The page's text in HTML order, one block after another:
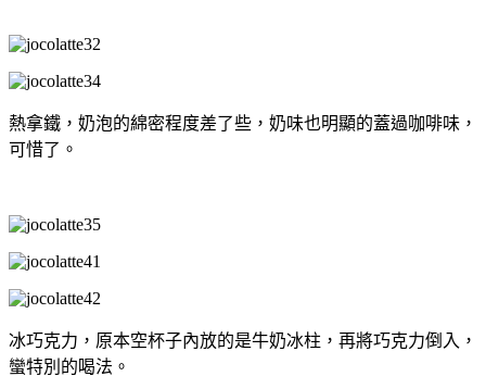
熱拿鐵，奶泡的綿密程度差了些，奶味也明顯的蓋過咖啡味，
可惜了。
冰巧克力，原本空杯子內放的是牛奶冰柱，再將巧克力倒入，
蠻特別的喝法。